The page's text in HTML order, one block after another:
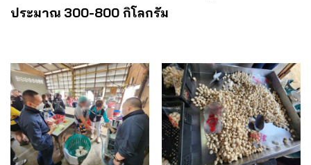
ประมาณ 300-800 กิโลกรัม